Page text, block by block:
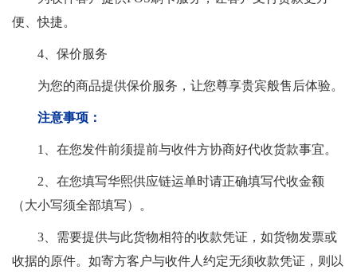
便、快捷。
4、保价服务
为您的商品提供保价服务，让您尊享贵宾般售后体验。
注意事项：
1、在您发件前须提前与收件方协商好代收货款事宜。
2、在您填写华熙供应链运单时请正确填写代收金额
（大小写须全部填写）。
3、需要提供与此货物相符的收款凭证，如货物发票或
收据的原件。如寄方客户与收件人约定无须收款凭证，则以